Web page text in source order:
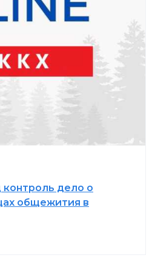
контроль дело о
общежития в